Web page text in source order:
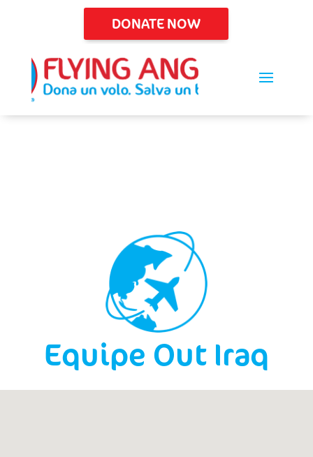
DONATE NOW
Equipe Out Iraq